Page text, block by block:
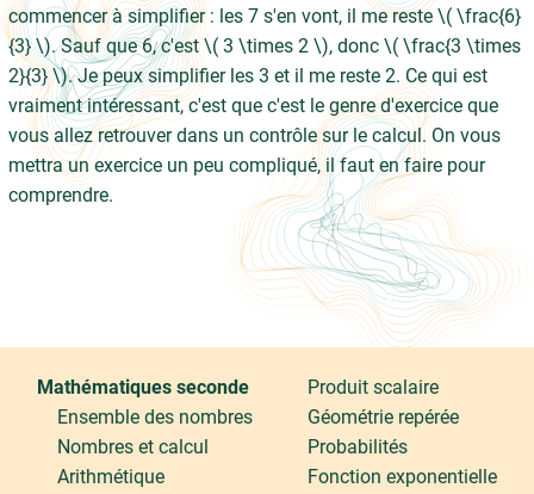
commencer à simplifier : les 7 s'en vont, il me reste \( \frac{6}
{3} \). Sauf que 6, c'est \( 3 \times 2 \), donc \( \frac{3 \times
2}{3} \). Je peux simplifier les 3 et il me reste 2. Ce qui est
vraiment intéressant, c'est que c'est le genre d'exercice que
vous allez retrouver dans un contrôle sur le calcul. On vous
mettra un exercice un peu compliqué, il faut en faire pour
comprendre.
Mathématiques seconde
Ensemble des nombres
Nombres et calcul
Arithmétique
Produit scalaire
Géométrie repérée
Probabilités
Fonction exponentielle